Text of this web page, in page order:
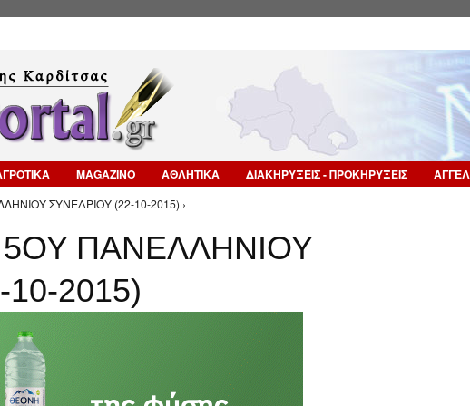
MAGAZINO ΑΘΛΗΤΙΚΑ ΔΙΑΚΗΡΥΞΕΙΣ - ΠΡΟΚΗΡΥΞΕΙΣ
ΣΥΝΕΔΡΙΟΥ (22-10-2015) ›
ΠΑΝΕΛΛΗΝΙΟΥ
2015)